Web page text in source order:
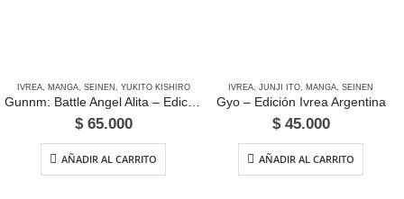
IVREA, MANGA, SEINEN , YUKITO KISHIRO
Gunnm: Battle Angel Alita – Edición Ivrea Argentina
$65.000
AÑADIR AL CARRITO
IVREA, JUNJI ITO, MANGA, SEINEN
Gyo – Edición Ivrea Argentina
$45.000
AÑADIR AL CARRITO